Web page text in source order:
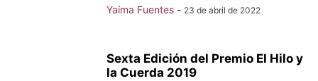
Yaíma Fuentes - 23 de abril de 2022
Sexta Edición del Premio El Hilo y
la Cuerda 2019